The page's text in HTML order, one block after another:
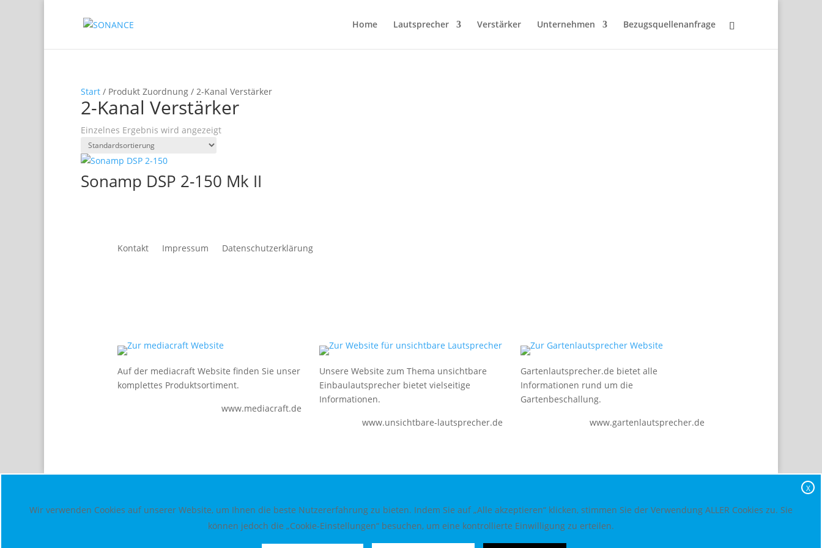
Home Lautsprecher Verstärker Unternehmen Bezugsquellenanfrage
Start / Produkt Zuordnung / 2-Kanal Verstärker
2-Kanal Verstärker
Einzelnes Ergebnis wird angezeigt
Sonamp DSP 2-150 Mk II
Kontakt Impressum Datenschutzerklärung
Auf der mediacraft Website finden Sie unser
komplettes Produktsortiment.
www.mediacraft.de
Unsere Website zum Thema unsichtbare
Einbaulautsprecher bietet vielseitige
Informationen.
www.unsichtbare-lautsprecher.de
Gartenlautsprecher.de bietet alle
Informationen rund um die
Gartenbeschallung.
www.gartenlautsprecher.de
X
Wir verwenden Cookies auf unserer Website, um Ihnen die beste Nutzererfahrung zu bieten. Indem Sie auf „Alle akzeptieren“ klicken, stimmen Sie der Verwendung ALLER Cookies zu. Sie
können jedoch die „Cookie-Einstellungen“ besuchen, um eine kontrollierte Einwilligung zu erteilen.